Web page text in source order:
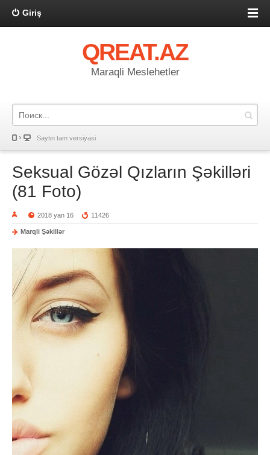
Giriş
QREAT.AZ
Maraqli Meslehetler
Saytin tam versiyasi
Seksual Gözəl Qızların Şəkilləri
(81 Foto)
2018 yan 16 11426
Marqli Şəkillər